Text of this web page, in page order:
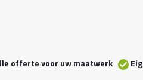
offerte voor uw maatwerk